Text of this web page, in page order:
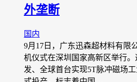
外垄断
国内
9月17日，广东迅森超材料有限
机仪式在深圳国家高新区举行
发、全球首台实现5T脉冲磁场